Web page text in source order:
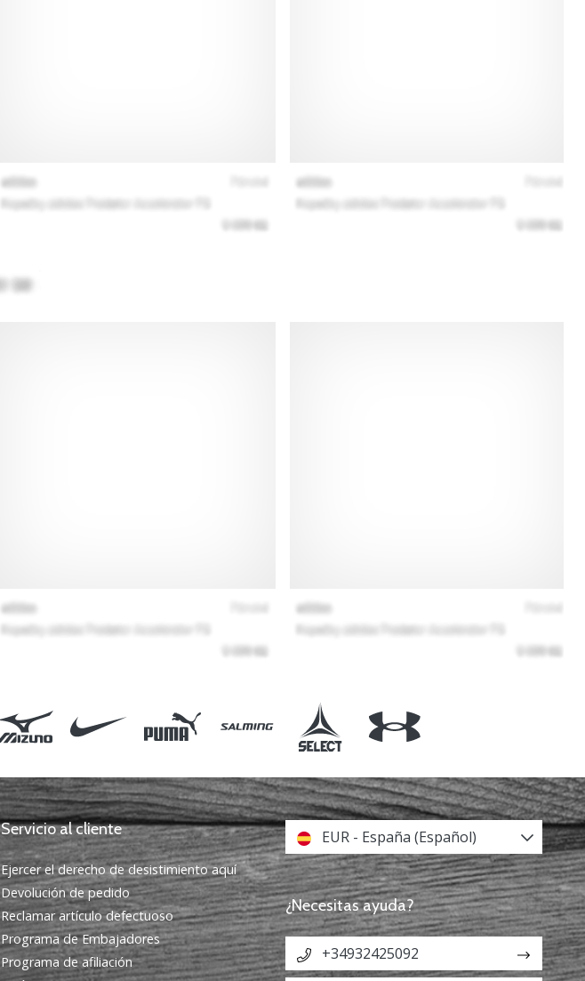
Servicio al cliente
Ejercer el derecho de desistimiento aquí
Devolución de pedido
Reclamar artículo defectuoso
Programa de Embajadores
Programa de afiliación
EUR - España (Español)
¿Necesitas ayuda?
+34932425092